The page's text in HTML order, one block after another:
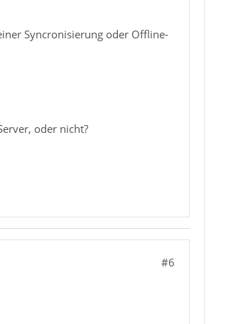
Syncronisierung oder Offline-
oder nicht?
#6